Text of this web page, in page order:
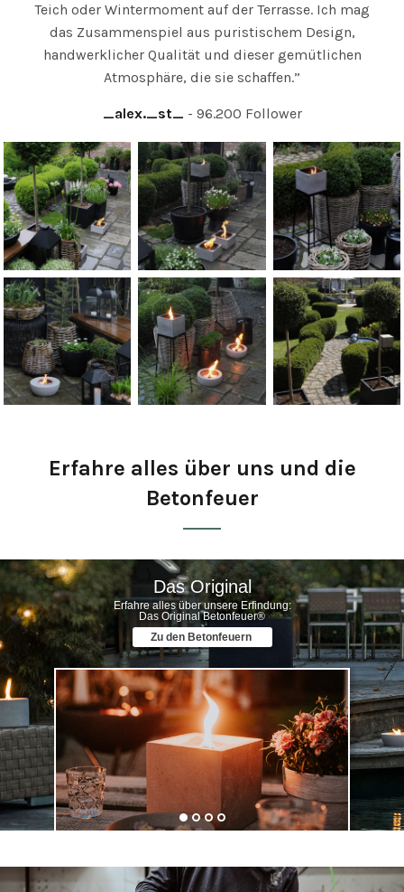
Teich oder Wintermoment auf der Terrasse. Ich mag
das Zusammenspiel aus puristischem Design,
handwerklicher Qualität und dieser gemütlichen
Atmosphäre, die sie schaffen.”
_alex._st_ 96.200 Follower
Erfahre alles über uns und die
Betonfeuer
Das Original
Erfahre alles über unsere Erfindung:
Das Original Betonfeuer®
Zu den Betonfeuern